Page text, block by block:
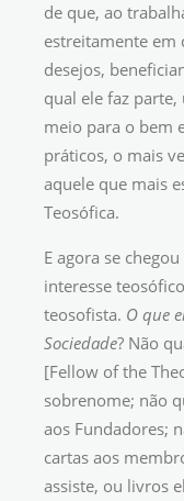
de que, ao
estreitamente em
desejos,
qual ele faz
meio para o bem
práticos, o mais
aquele que mais
Teosófica.
E agora se
interesse
teosofista. O que
Sociedade? Não
[Fellow of the
sobrenome; não
aos Fundadores;
cartas aos
assiste, ou livros